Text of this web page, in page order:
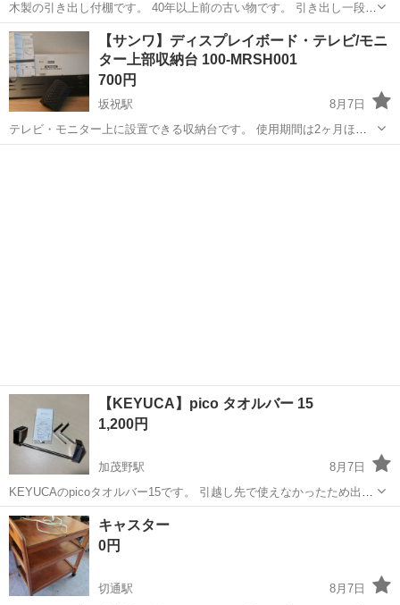
木製の引き出し付棚です。 40年以上前の古い物です。 引き出し一段欠
品しております。 外部内部とも埃、汚れ、傷がかなりあります。 長期
間屋内保管してあります。 以上のことご理解の上お願いいたします。
...
岐阜 岐阜市 収納家具
【サンワ】ディスプレイボード・テレビ/モニ
ター上部収納台 100-MRSH001
700円
坂祝駅
8月7日
テレビ・モニター上に設置できる収納台です。 使用期間は2ヶ月ほ
ど、フィギュアを飾っていただけなので 目立つ様な傷や汚れはなく美
【KEYUCA】pico タオルバー 15
1,200円
加茂野駅
8月7日
KEYUCAのpicoタオルバー15です。 引越し先で使えなかったため出品
します。 ステンレスがとにかく美しいです。 ・バー本体 ・L字アング
ル2本とボルト2本 ・ボルト締め用六角レンチ ・説明書
岐阜 美濃加茂市 加茂野駅
キャスター
0円
切通駅
8月7日